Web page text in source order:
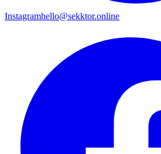
Instagramhello@sekktor.online